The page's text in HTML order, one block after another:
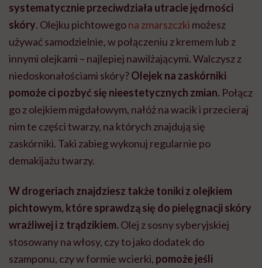
systematycznie przeciwdziała utracie jędrności
skóry. Olejku pichtowegona zmarszczki możesz
używać samodzielnie, w połączeniu z kremem lub z
innymi olejkami – najlepiej nawilżającymi. Walczysz z
niedoskonałościami skóry?Olejek na zaskórniki
pomoże ci pozbyć się nieestetycznych zmian. Połącz
go z olejkiem migdałowym, nałóż na wacik i przecieraj
nim te części twarzy, na których znajdują się
zaskórniki. Taki zabieg wykonuj regularnie po
demakijażu twarzy.
W drogeriach znajdziesz także toniki z olejkiem
pichtowym, które sprawdzą się do pielęgnacji skóry
wrażliwej i z trądzikiem. Olej z sosny syberyjskiej
stosowany na włosy, czy to jako dodatek do
szamponu, czy w formie wcierki, pomoże jeśli